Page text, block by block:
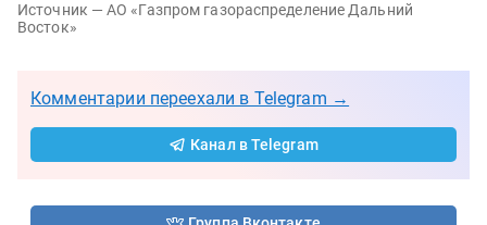
Источник — АО «Газпром газораспределение Дальний
Восток»
Комментарии переехали в Telegram →
Канал в Telegram